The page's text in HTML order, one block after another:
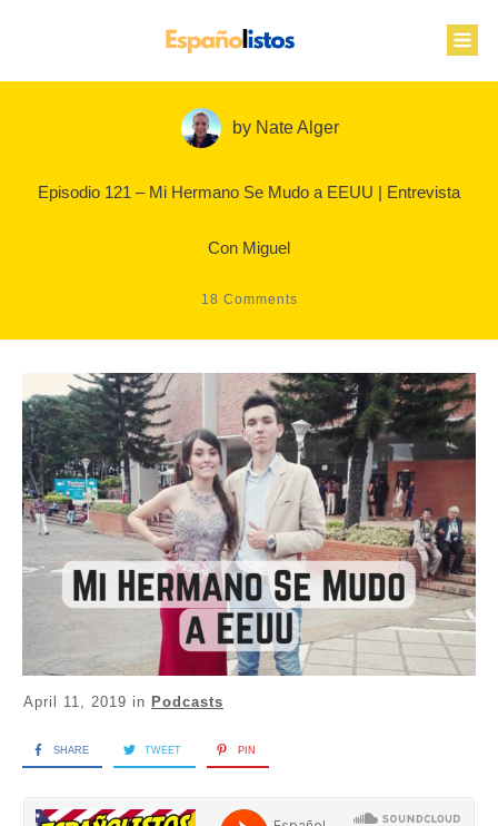
by Nate Alger
Episodio 121 – Mi Hermano Se Mudo a EEUU | Entrevista
Con Miguel
18 Comments
April 11, 2019 in Podcasts
SHARE TWEET PIN